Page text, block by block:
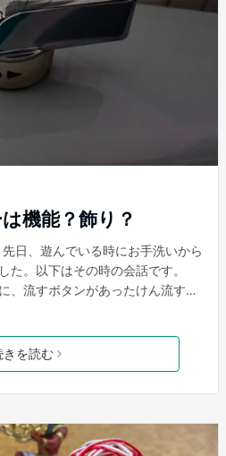
機能？飾り？
日、遊んでいる時にお手洗いから
た。以下はその時の会話です。
、流すボタンがあったけん流すボ
のレバーのやつもちゃんと動い
ん 「てことはさ、ボタンはあく
めだけに存在しとるんかね、それ
長々なんの話しとんや 「いやい
剣に疑問
きを読む